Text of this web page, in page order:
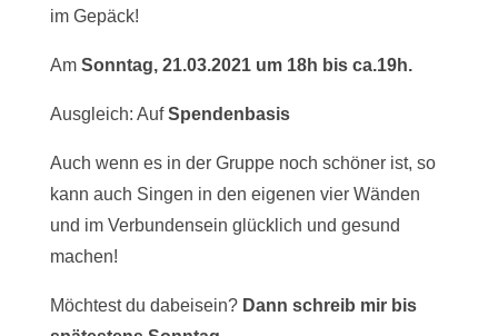
im Gepäck!
Am Sonntag, 21.03.2021 um 18h bis ca.19h.
Ausgleich: AufSpendenbasis
Auch wenn es in der Gruppe noch schöner ist, so
kann auch Singen in den eigenen vier Wänden
und im Verbundensein glücklich und gesund
machen!
Möchtest du dabeisein? Dann schreib mir bis